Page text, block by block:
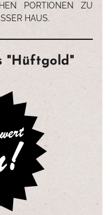
PORTIONEN ZU
HAUS.
"Hüftgold"